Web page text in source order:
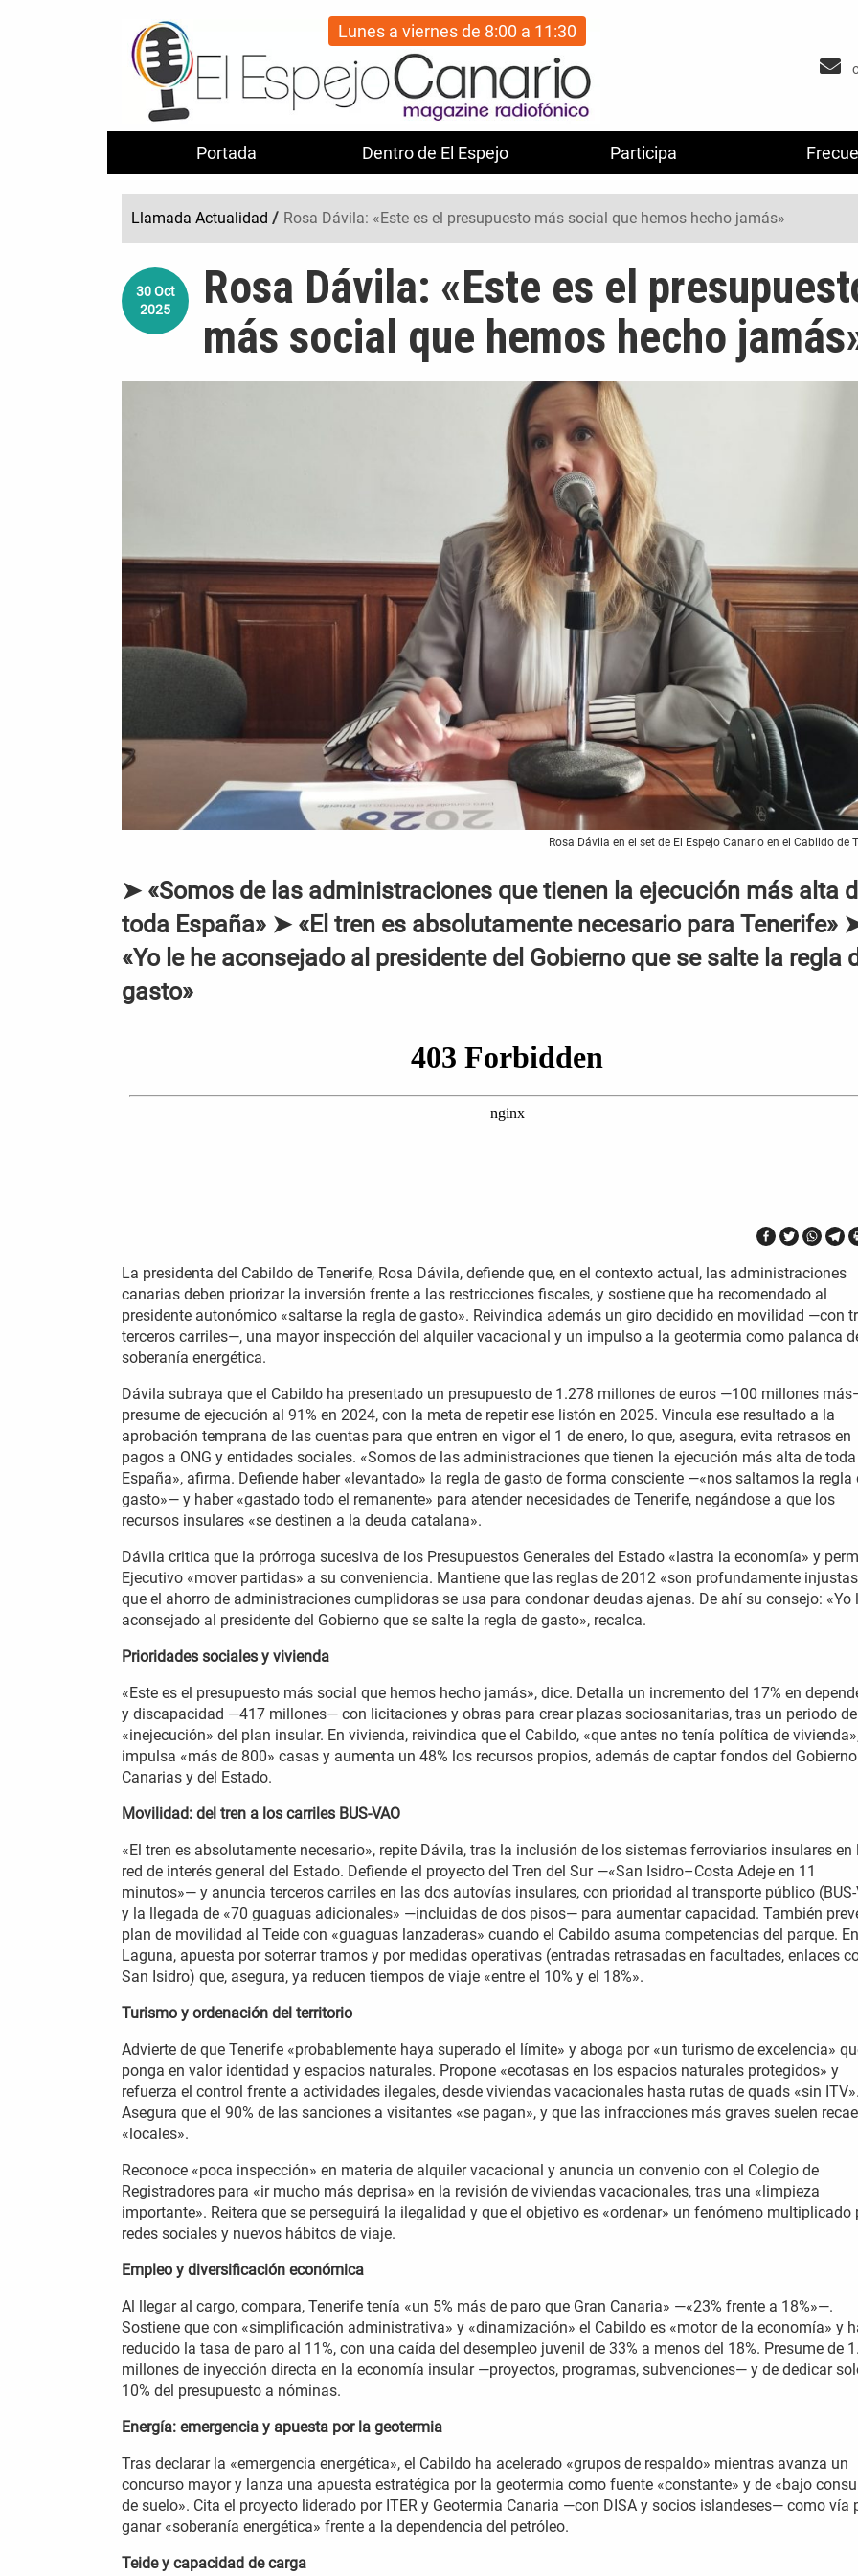
Portada Dentro de El Espejo Participa
Lunes a viernes de 8:00 a 11:30
Llamada Actualidad / Rosa Dávila: «Este es el presupuesto más social que hemos hecho jamás»
30 Oct
2025
Rosa Dávila: «Este es el
más social que hemos hecho
Rosa Dávila en el set de El Espejo Canario en el Cabildo de
➤ «Somos de las administraciones que tienen la ejecución más alta
toda España» ➤ «El tren es absolutamente necesario para Tenerife»
«Yo le he aconsejado al presidente del Gobierno que se salte la regla
gasto»
La presidenta del Cabildo de Tenerife, Rosa Dávila, defiende que, en el contexto actual, las administraciones
canarias deben priorizar la inversión frente a las restricciones fiscales, y sostiene que ha recomendado al
presidente autonómico «saltarse la regla de gasto». Reivindica además un giro decidido en movilidad —con
terceros carriles—, una mayor inspección del alquiler vacacional y un impulso a la geotermia como palanca
soberanía energética.
Dávila subraya que el Cabildo ha presentado un presupuesto de 1.278 millones de euros —100 millones
presume de ejecución al 91% en 2024, con la meta de repetir ese listón en 2025. Vincula ese resultado a la
aprobación temprana de las cuentas para que entren en vigor el 1 de enero, lo que, asegura, evita retrasos en
pagos a ONG y entidades sociales. «Somos de las administraciones que tienen la ejecución más alta de toda
España», afirma. Defiende haber «levantado» la regla de gasto de forma consciente —«nos saltamos la regla
gasto»— y haber «gastado todo el remanente» para atender necesidades de Tenerife, negándose a que los
recursos insulares «se destinen a la deuda catalana».
Dávila critica que la prórroga sucesiva de los Presupuestos Generales del Estado «lastra la economía» y
Ejecutivo «mover partidas» a su conveniencia. Mantiene que las reglas de 2012 «son profundamente
que el ahorro de administraciones cumplidoras se usa para condonar deudas ajenas. De ahí su consejo: «Yo
aconsejado al presidente del Gobierno que se salte la regla de gasto», recalca.
Prioridades sociales y vivienda
«Este es el presupuesto más social que hemos hecho jamás», dice. Detalla un incremento del 17% en
y discapacidad —417 millones— con licitaciones y obras para crear plazas sociosanitarias, tras un periodo de
«inejecución» del plan insular. En vivienda, reivindica que el Cabildo, «que antes no tenía política de
impulsa «más de 800» casas y aumenta un 48% los recursos propios, además de captar fondos del
Canarias y del Estado.
Movilidad: del tren a los carriles BUS-VAO
«El tren es absolutamente necesario», repite Dávila, tras la inclusión de los sistemas ferroviarios insulares en
red de interés general del Estado. Defiende el proyecto del Tren del Sur —«San Isidro–Costa Adeje en 11
minutos»— y anuncia terceros carriles en las dos autovías insulares, con prioridad al transporte público (BUS-
y la llegada de «70 guaguas adicionales» —incluidas de dos pisos— para aumentar capacidad. También
plan de movilidad al Teide con «guaguas lanzaderas» cuando el Cabildo asuma competencias del parque.
Laguna, apuesta por soterrar tramos y por medidas operativas (entradas retrasadas en facultades, enlaces
San Isidro) que, asegura, ya reducen tiempos de viaje «entre el 10% y el 18%».
Turismo y ordenación del territorio
Advierte de que Tenerife «probablemente haya superado el límite» y aboga por «un turismo de excelencia»
ponga en valor identidad y espacios naturales. Propone «ecotasas en los espacios naturales protegidos» y
refuerza el control frente a actividades ilegales, desde viviendas vacacionales hasta rutas de quads «sin ITV».
Asegura que el 90% de las sanciones a visitantes «se pagan», y que las infracciones más graves suelen
«locales».
Reconoce «poca inspección» en materia de alquiler vacacional y anuncia un convenio con el Colegio de
Registradores para «ir mucho más deprisa» en la revisión de viviendas vacacionales, tras una «limpieza
importante». Reitera que se perseguirá la ilegalidad y que el objetivo es «ordenar» un fenómeno multiplicado
redes sociales y nuevos hábitos de viaje.
Empleo y diversificación económica
Al llegar al cargo, compara, Tenerife tenía «un 5% más de paro que Gran Canaria» —«23% frente a 18%»—.
Sostiene que con «simplificación administrativa» y «dinamización» el Cabildo es «motor de la economía» y
reducido la tasa de paro al 11%, con una caída del desempleo juvenil de 33% a menos del 18%. Presume de
millones de inyección directa en la economía insular —proyectos, programas, subvenciones— y de dedicar
10% del presupuesto a nóminas.
Energía: emergencia y apuesta por la geotermia
Tras declarar la «emergencia energética», el Cabildo ha acelerado «grupos de respaldo» mientras avanza un
concurso mayor y lanza una apuesta estratégica por la geotermia como fuente «constante» y de «bajo
de suelo». Cita el proyecto liderado por ITER y Geotermia Canaria —con DISA y socios islandeses— como vía
ganar «soberanía energética» frente a la dependencia del petróleo.
Teide y capacidad de carga